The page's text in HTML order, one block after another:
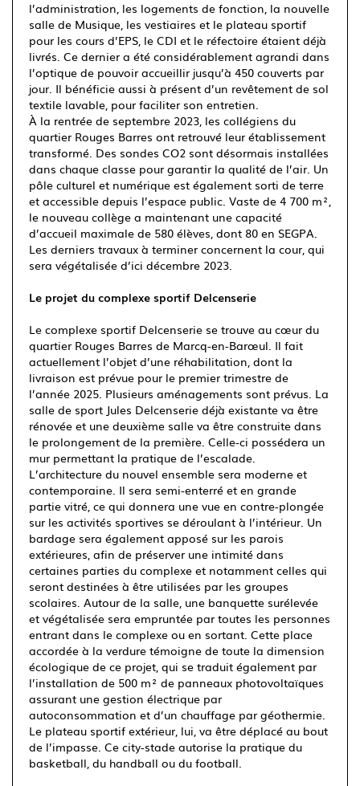
l’administration, les logements de fonction, la nouvelle
salle de Musique, les vestiaires et le plateau sportif
pour les cours d’EPS, le CDI et le réfectoire étaient déjà
livrés. Ce dernier a été considérablement agrandi dans
l’optique de pouvoir accueillir jusqu’à 450 couverts par
jour. Il bénéficie aussi à présent d’un revêtement de sol
textile lavable, pour faciliter son entretien.
À la rentrée de septembre 2023, les collégiens du
quartier Rouges Barres ont retrouvé leur établissement
transformé. Des sondes CO2 sont désormais installées
dans chaque classe pour garantir la qualité de l’air. Un
pôle culturel et numérique est également sorti de terre
et accessible depuis l’espace public. Vaste de 4 700 m²,
le nouveau collège a maintenant une capacité
d’accueil maximale de 580 élèves, dont 80 en SEGPA.
Les derniers travaux à terminer concernent la cour, qui
sera végétalisée d’ici décembre 2023.
Le projet du complexe sportif Delcenserie
Le complexe sportif Delcenserie se trouve au cœur du
quartier Rouges Barres de Marcq-en-Barœul. Il fait
actuellement l’objet d’une réhabilitation, dont la
livraison est prévue pour le premier trimestre de
l’année 2025. Plusieurs aménagements sont prévus. La
salle de sport Jules Delcenserie déjà existante va être
rénovée et une deuxième salle va être construite dans
le prolongement de la première. Celle-ci possédera un
mur permettant la pratique de l’escalade.
L’architecture du nouvel ensemble sera moderne et
contemporaine. Il sera semi-enterré et en grande
partie vitré, ce qui donnera une vue en contre-plongée
sur les activités sportives se déroulant à l’intérieur. Un
bardage sera également apposé sur les parois
extérieures, afin de préserver une intimité dans
certaines parties du complexe et notamment celles qui
seront destinées à être utilisées par les groupes
scolaires. Autour de la salle, une banquette surélevée
et végétalisée sera empruntée par toutes les personnes
entrant dans le complexe ou en sortant. Cette place
accordée à la verdure témoigne de toute la dimension
écologique de ce projet, qui se traduit également par
l’installation de 500 m² de panneaux photovoltaïques
assurant une gestion électrique par
autoconsommation et d’un chauffage par géothermie.
Le plateau sportif extérieur, lui, va être déplacé au bout
de l’impasse. Ce city-stade autorise la pratique du
basketball, du handball ou du football.